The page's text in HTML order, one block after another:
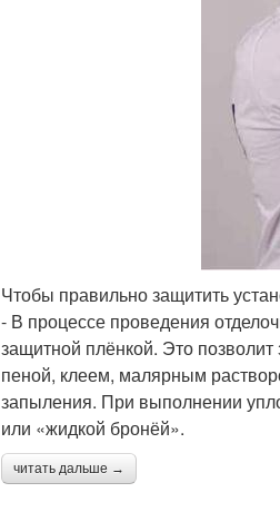
Чтобы правильно защитить
- В процессе проведения
защитной плёнкой. Это
пеной, клеем, малярным
запыления. При выполнении
или «жидкой бронёй».
читать дальше →